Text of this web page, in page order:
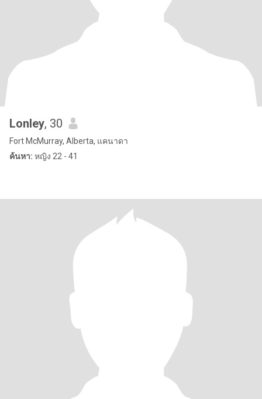
Lonley, 30
Fort McMurray, Alberta, แคนาดา
ค้นหา: หญิง 22 - 41